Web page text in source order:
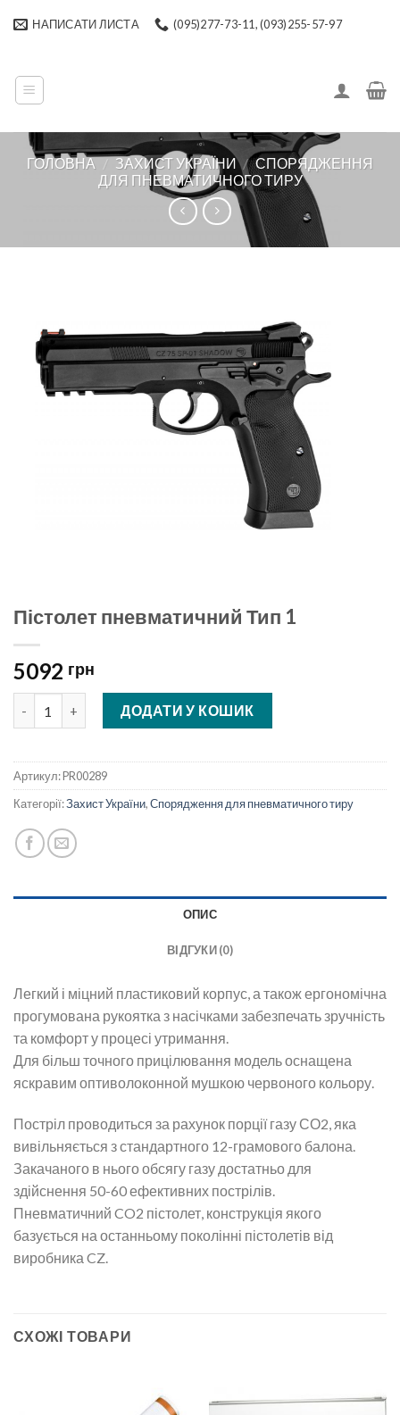
НАПИСАТИ ЛИСТА (095)277-73-11, (093)255-57-97
ГОЛОВНА / ЗАХИСТ УКРАЇНИ / СПОРЯДЖЕННЯ
ДЛЯ ПНЕВМАТИЧНОГО ТИРУ
Пістолет пневматичний Тип 1
5092 грн
Пістолет пневматичний Тип 1 кількість
ДОДАТИ У КОШИК
Артикул:PR00289
Категорії:Захист України,Спорядження для пневматичного тиру
ОПИС
ВІДГУКИ (0)
Легкий і міцний пластиковий корпус, а також ергономічна
прогумована рукоятка з насічками забезпечать зручність
та комфорт у процесі утримання.
Для більш точного прицілювання модель оснащена
яскравим оптиволоконной мушкою червоного кольору.
Постріл проводиться за рахунок порції газу СО2, яка
вивільняється з стандартного 12-грамового балона.
Закачаного в нього обсягу газу достатньо для
здійснення 50-60 ефективних пострілів.
Пневматичний CO2 пістолет, конструкція якого
базується на останньому поколінні пістолетів від
виробника CZ.
СХОЖІ ТОВАРИ